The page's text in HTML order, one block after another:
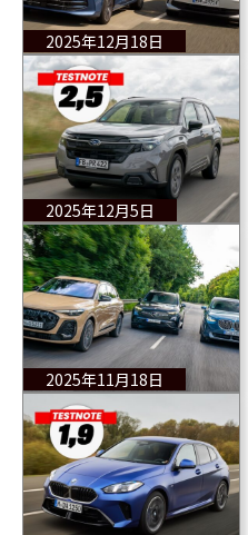
2025年12月18日
2025年12月5日
2025年11月18日